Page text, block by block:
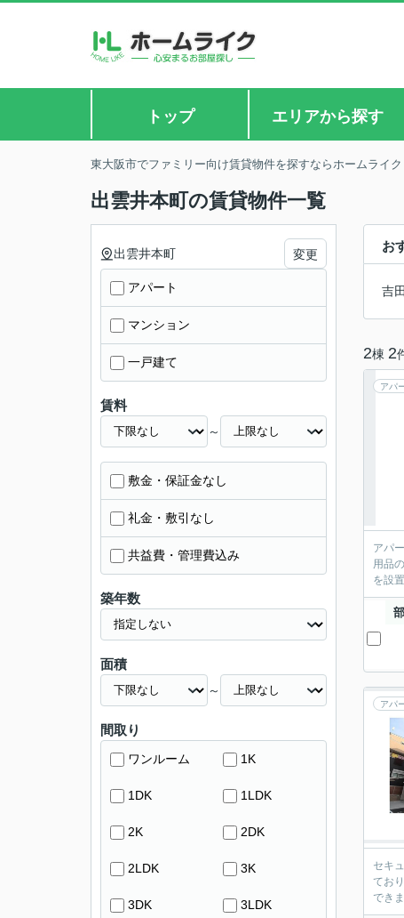
トップ エリアから探す
東大阪市でファミリー向け賃貸物件を探すならホームライク
出雲井本町の賃貸物件一覧
お
吉田
2棟 2
アパ
アパ
用品
を設
アパ
セキ
てお
でき
出雲井本町 変更
アパート
マンション
一戸建て
賃料
～
敷金・保証金なし
礼金・敷引なし
共益費・管理費込み
築年数
面積
～
間取り
ワンルーム 1K
1DK 1LDK
2K 2DK
2LDK 3K
3DK 3LDK